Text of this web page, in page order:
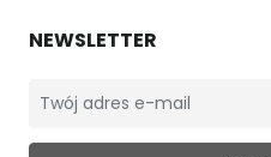
NEWSLETTER